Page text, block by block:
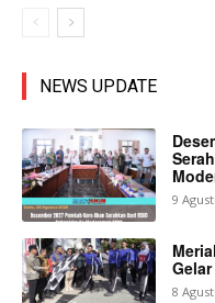
NEWS UPDATE
9
8